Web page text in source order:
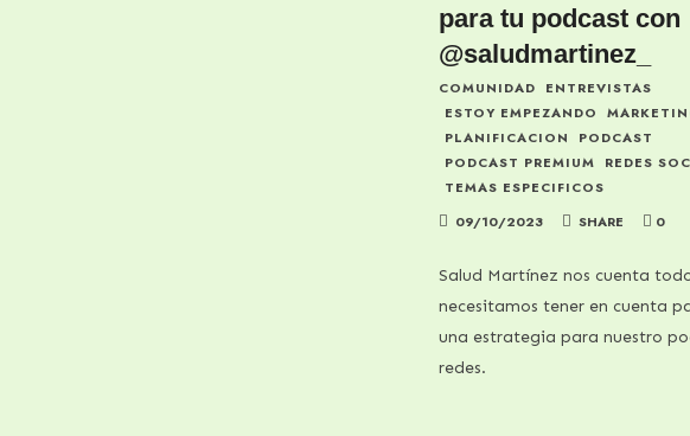
para tu podcast con
@saludmartinez_
COMUNIDAD
ENTREVISTAS
ESTOY EMPEZANDO
PLANIFICACION
PODCAST
PODCAST PREMIUM
REDES
TEMAS ESPECIFICOS
09/10/2023
SHARE 0
Salud Martínez nos cuenta
necesitamos tener en cuenta
una estrategia para nuestro
redes.